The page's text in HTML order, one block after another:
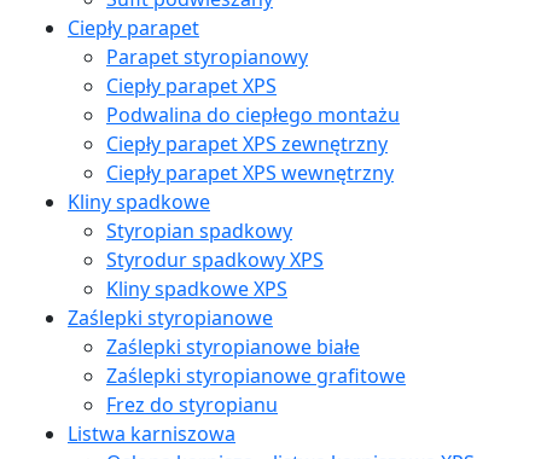
Ciepły parapet
Parapet styropianowy
Ciepły parapet XPS
Podwalina do ciepłego montażu
Ciepły parapet XPS zewnętrzny
Ciepły parapet XPS wewnętrzny
Kliny spadkowe
Styropian spadkowy
Styrodur spadkowy XPS
Kliny spadkowe XPS
Zaślepki styropianowe
Zaślepki styropianowe białe
Zaślepki styropianowe grafitowe
Frez do styropianu
Listwa karniszowa